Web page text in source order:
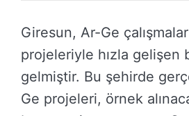
Giresun, Ar-Ge
projeleriyle hızla gelişen
gelmiştir. Bu şehirde
Ge projeleri, örnek